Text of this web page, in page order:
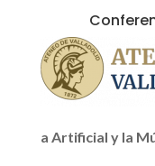
a Artificial y la